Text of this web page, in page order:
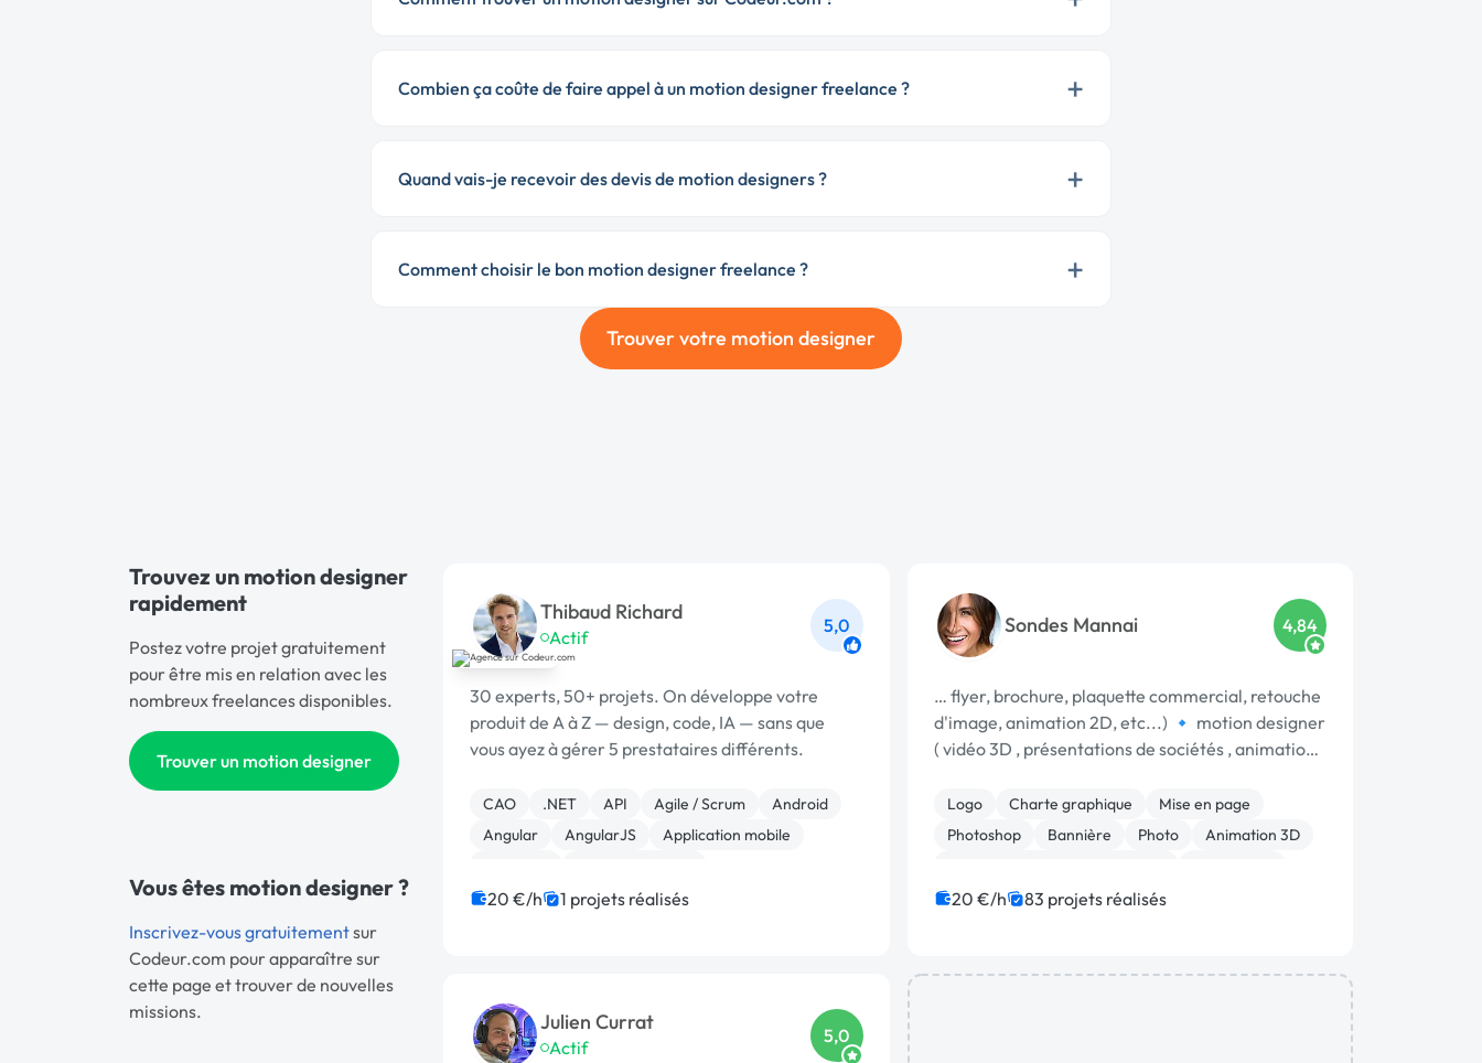
Combien ça coûte de faire appel à un motion designer freelance ? +
Quand vais-je recevoir des devis de motion designers ? +
Comment choisir le bon motion designer freelance ? +
Trouver votre motion designer
Trouvez un motion designer
rapidement
Postez votre projet gratuitement
pour être mis en relation avec les
nombreux freelances disponibles.
Trouver un motion designer
Vous êtes motion designer ?
Inscrivez-vous gratuitementsur
Codeur.com pour apparaître sur
cette page et trouver de nouvelles
missions.
Thibaud Richard
Actif
5,0
30 experts, 50+ projets. On développe votre
produit de A à Z — design, code, IA — sans que
vous ayez à gérer 5 prestataires différents.
CAO .NET API Agile / Scrum
Android
Angular
AngularJS
Application mobile
20 €/h 1 projets réalisés
Sondes Mannai 4,84
… flyer, brochure, plaquette commercial, retouche
d'image, animation 2D, etc...) 🔹️ motion designer
( vidéo 3D , présentations de sociétés , animation
Logo Charte graphique
Mise en page
Photoshop
Bannière Photo
Animation 3D
WordPress
20 €/h 83 projets réalisés
Julien Currat
Actif
5,0